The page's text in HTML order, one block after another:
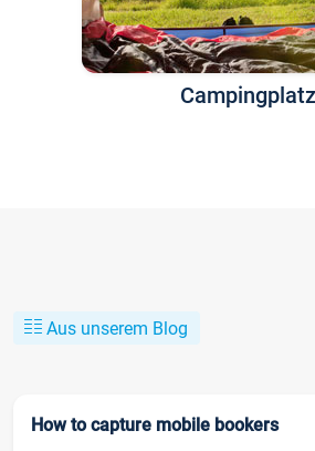
Campingplatz
Aus unserem Blog
How to capture mobile bookers